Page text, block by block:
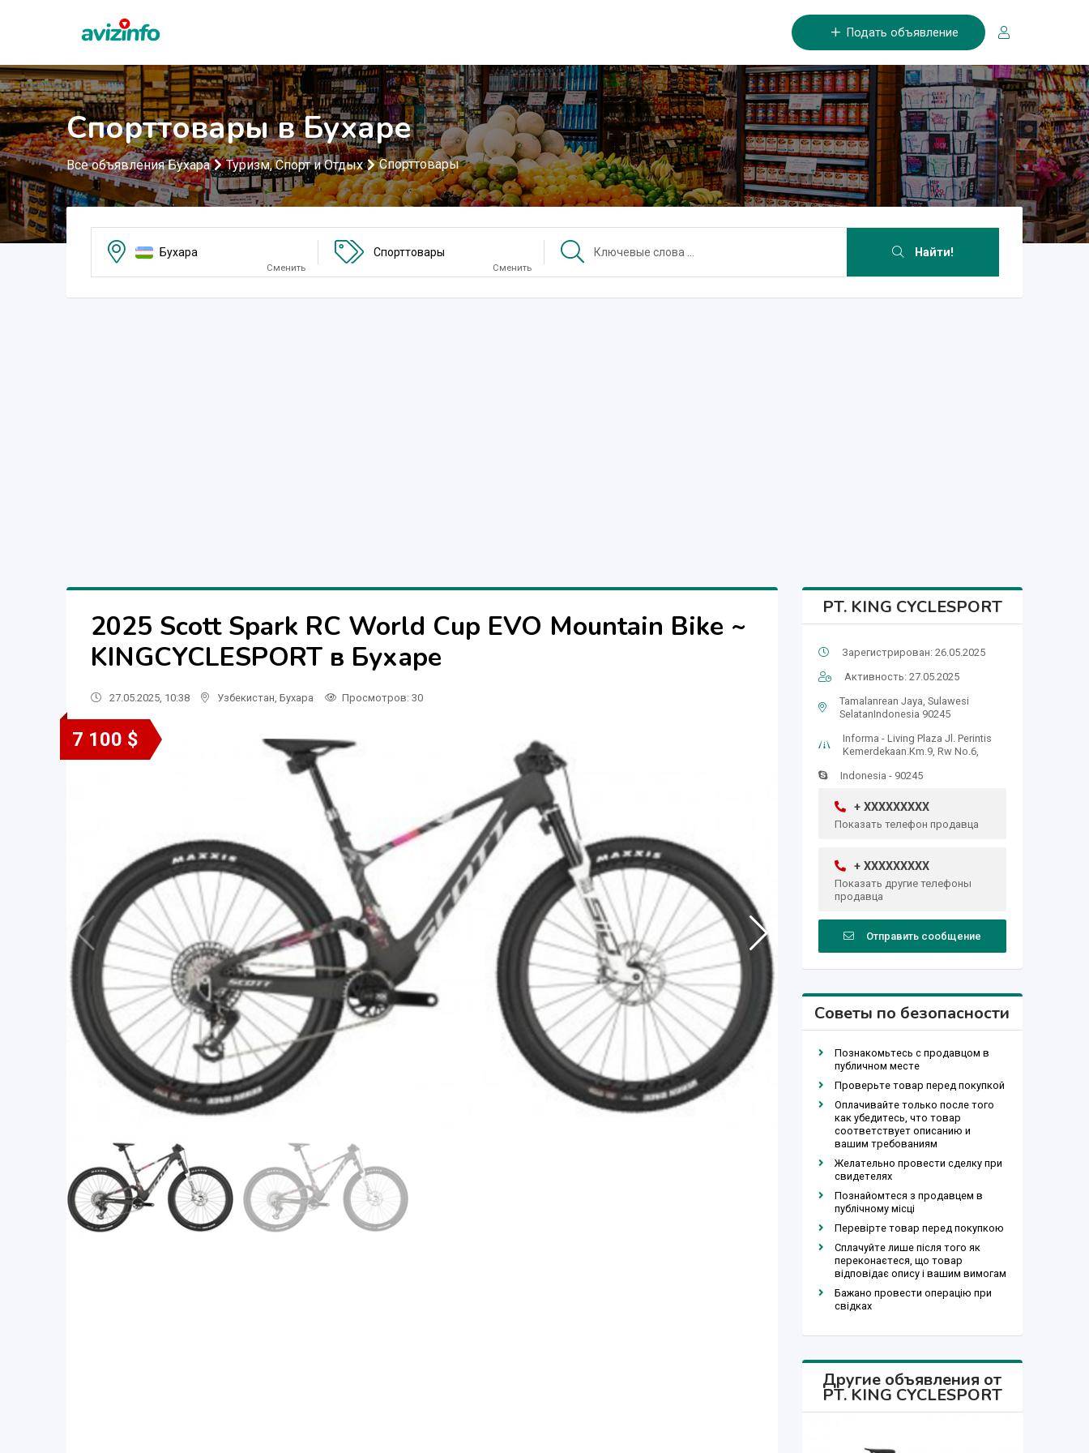
Подать объявление
Спорттовары в Бухаре
Все объявления Бухара Туризм, Спорт и Отдых Спорттовары
Бухара
Сменить
Спорттовары
Сменить
Найти!
2025 Scott Spark RC World Cup EVO Mountain Bike ~
KINGCYCLESPORT в Бухаре
27.05.2025, 10:38 Узбекистан Бухара Просмотров: 30
7 100 $
PT. KING CYCLESPORT
Зарегистрирован: 26.05.2025
Активность: 27.05.2025
Tamalanrean Jaya, Sulawesi
SelatanIndonesia 90245
Informa - Living Plaza Jl. Perintis
Kemerdekaan.Km.9, Rw No.6,
Indonesia - 90245
+ XXXXXXXXX
Показать телефон продавца
+ XXXXXXXXX
Показать другие телефоны
продавца
Отправить сообщение
Советы по безопасности
Познакомьтесь с продавцом в
публичном месте
Проверьте товар перед покупкой
Оплачивайте только после того
как убедитесь, что товар
соответствует описанию и
вашим требованиям
Желательно провести сделку при
свидетелях
Познайомтеся з продавцем в
публічному місці
Перевірте товар перед покупкою
Сплачуйте лише після того як
переконаєтеся, що товар
відповідає опису і вашим вимогам
Бажано провести операцію при
свідках
Другие объявления от
PT. KING CYCLESPORT